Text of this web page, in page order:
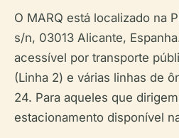
O MARQ está localizado na
s/n, 03013 Alicante,
acessível por transporte
(Linha 2) e várias linhas de
24. Para aqueles que
estacionamento disponível